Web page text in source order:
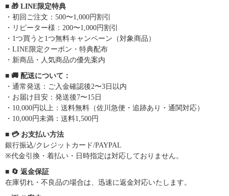
■ 🎁 LINE限定特典
・初回ご注文：500〜1,000円割引
・リピーター様：200〜1,000円割引
・1つ買うと1つ無料キャンペーン（対象商品）
・LINE限定クーポン・特典配布
・新商品・人気商品の優先案内
■ 🚚 配送について：
・通常発送：ご入金確認後2〜3日以内
・お届け目安：発送後7〜15日
・10,000円以上：送料無料（佐川急便・追跡あり・通関対応）
・10,000円未満：送料1,500円
■ 💳 お支払い方法
銀行振込/クレジットカード/PAYPAL
※代金引換・着払い・日時指定は対応しておりません。
■ 🔄 返金保証
在庫切れ・不良品の場合は、迅速に返金対応いたします。